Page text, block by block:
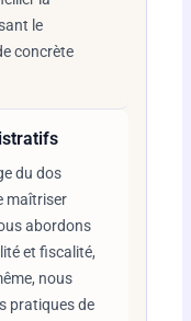
le
concrète
du dos
maîtriser
abordons
et fiscalité,
nous
pratiques de